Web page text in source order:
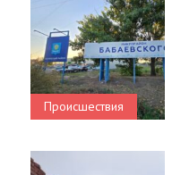
Происшествия